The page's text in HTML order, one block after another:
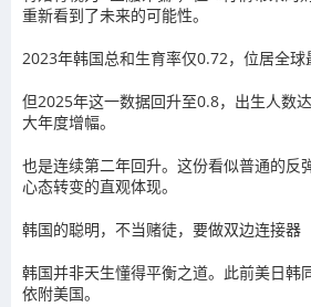
重新看到了未来的可能性。
2023年韩国总和生育率仅0.72，位居全球
但2025年这一数据回升至0.8，出生人数
大年度增幅。
也是连续第二年回升。这份看似普通的反
心态转变的直观体现。
韩国的聪明，不当赌徒，要做双边连接器
韩国并非天生懂得平衡之道。此前美日韩
依附美国。